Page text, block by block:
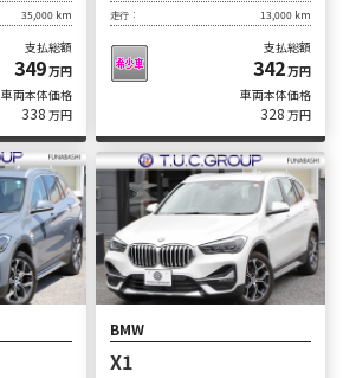
35,000 km
支払総額
349万円
車両本体価格
338 万円
走行：
13,000 km
支払総額
342万円
車両本体価格
328 万円
BMW
X1